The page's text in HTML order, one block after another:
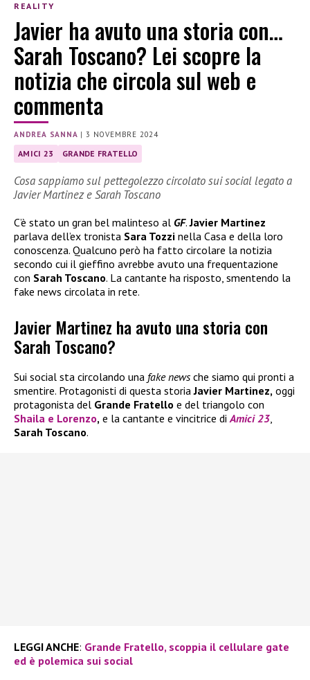
REALITY
Javier ha avuto una storia con…
Sarah Toscano? Lei scopre la
notizia che circola sul web e
commenta
ANDREA SANNA |3 NOVEMBRE 2024
AMICI 23 GRANDE FRATELLO
Cosa sappiamo sul pettegolezzo circolato sui social legato a
Javier Martinez e Sarah Toscano
C’è stato un gran bel malinteso al GF.Javier Martinez
parlava dell’ex tronista Sara Tozzi nella Casa e della loro
conoscenza. Qualcuno però ha fatto circolare la notizia
secondo cui il gieffino avrebbe avuto una frequentazione
con Sarah Toscano. La cantante ha risposto, smentendo la
fake news circolata in rete.
Javier Martinez ha avuto una storia con
Sarah Toscano?
Sui social sta circolando una fake newsche siamo qui pronti a
smentire. Protagonisti di questa storiaJavier Martinez, oggi
protagonista del Grande Fratello e del triangolo con
Shaila e Lorenzo, e la cantante e vincitrice di Amici 23
Sarah Toscano.
LEGGI ANCHE: Grande Fratello, scoppia il cellulare gate
ed è polemica sui social